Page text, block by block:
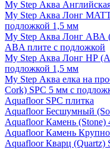
My Step Аква
My Step Аква Лонг
подложкой 1,5 мм
My Step Аква Лонг АВА
ABA плите с подложкой
My Step Аква Лонг НР
подложкой 1,5 мм
My Step Аква елка на
Cork) SPC 5 мм с
Aquafloor SPC плитка
Aquafloor Бесшумный
Aquafloor Камень (Stone)
Aquafloor Камень
Aquafloor Кварц (Quartz)